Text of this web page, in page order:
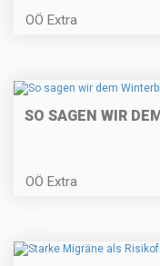
OÖ Extra
SO SAGEN WIR
OÖ Extra